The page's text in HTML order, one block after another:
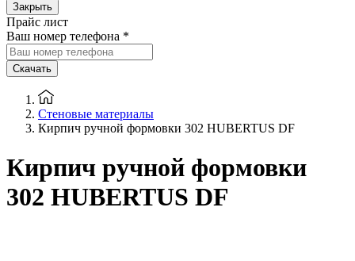
Закрыть
Прайс лист
Ваш номер телефона *
Скачать
Стеновые материалы
Кирпич ручной формовки 302 HUBERTUS DF
Кирпич ручной формовки
302 HUBERTUS DF